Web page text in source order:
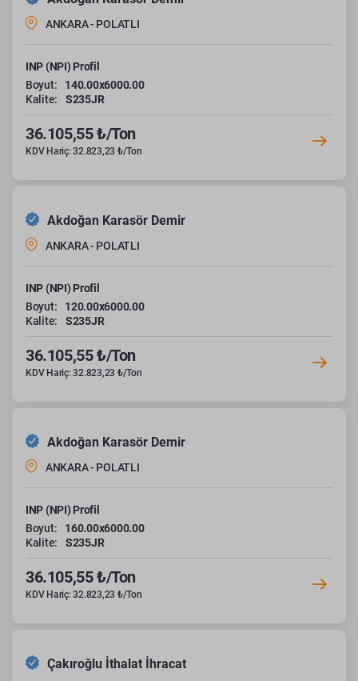
ANKARA - POLATLI
INP (NPI) Profil
Boyut:
140.00x6000.00
Kalite:
S235JR
36.105,55 ₺/Ton
KDV Hariç: 32.823,23 ₺/Ton
Akdoğan Karasör Demir
ANKARA - POLATLI
INP (NPI) Profil
Boyut:
120.00x6000.00
Kalite:
S235JR
36.105,55 ₺/Ton
KDV Hariç: 32.823,23 ₺/Ton
Akdoğan Karasör Demir
ANKARA - POLATLI
INP (NPI) Profil
Boyut:
160.00x6000.00
Kalite:
S235JR
36.105,55 ₺/Ton
KDV Hariç: 32.823,23 ₺/Ton
Çakıroğlu İthalat İhracat